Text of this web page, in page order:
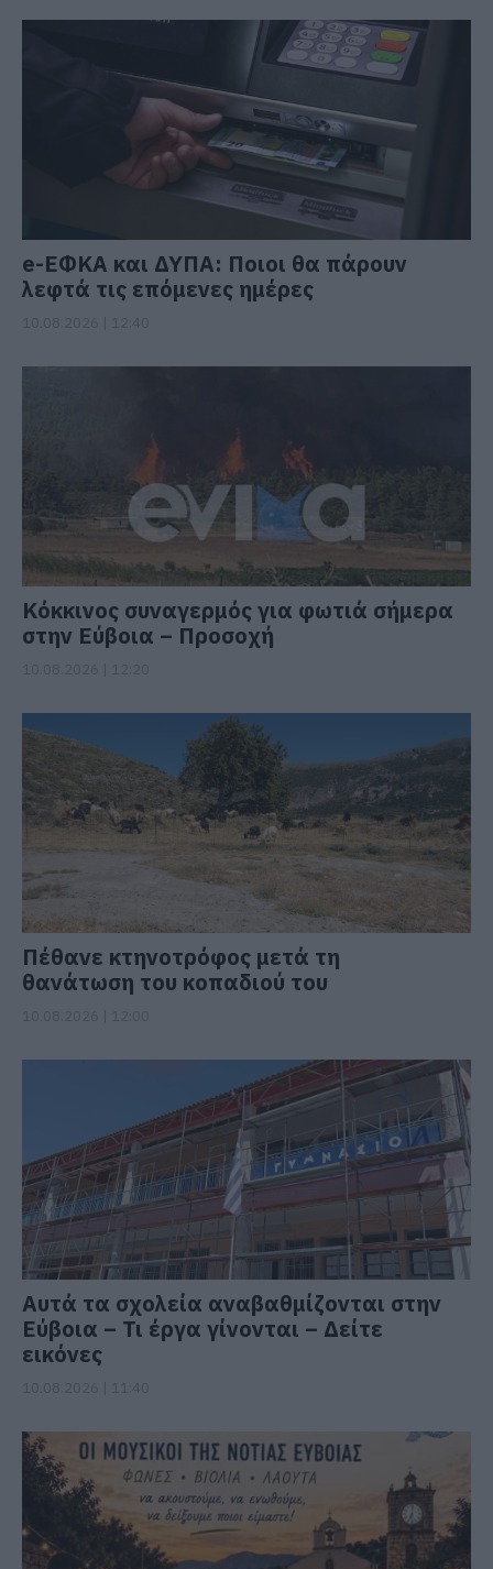
e-ΕΦΚΑ και ΔΥΠΑ: Ποιοι θα πάρουν
λεφτά τις επόμενες ημέρες
Κόκκινος συναγερμός για φωτιά σήμερα
στην Εύβοια – Προσοχή
Πέθανε κτηνοτρόφος μετά τη
θανάτωση του κοπαδιού του
Αυτά τα σχολεία αναβαθμίζονται στην
Εύβοια – Τι έργα γίνονται – Δείτε
εικόνες